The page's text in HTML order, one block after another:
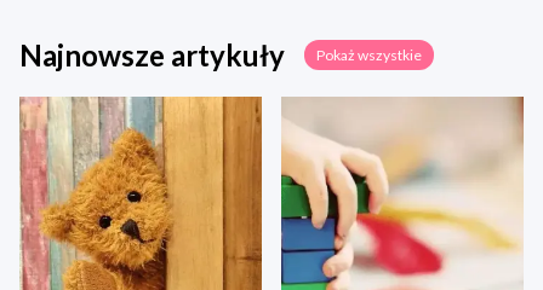
Najnowsze artykuły Pokaż wszystkie